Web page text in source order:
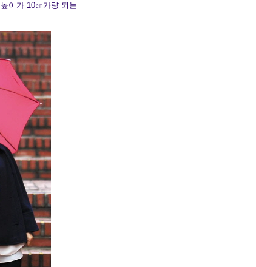
이가 10㎝가량 되는